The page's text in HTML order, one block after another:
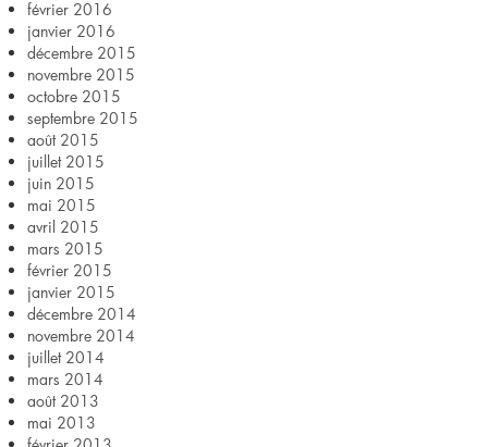
février 2016
janvier 2016
décembre 2015
novembre 2015
octobre 2015
septembre 2015
août 2015
juillet 2015
juin 2015
mai 2015
avril 2015
mars 2015
février 2015
janvier 2015
décembre 2014
novembre 2014
juillet 2014
mars 2014
août 2013
mai 2013